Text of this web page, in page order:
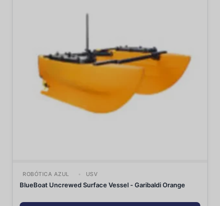
ROBÓTICA AZUL USV
BlueBoat Uncrewed Surface Vessel - Garibaldi Orange